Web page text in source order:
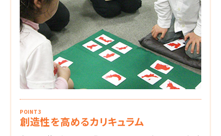
POINT3
創造性を高めるカリキュラム